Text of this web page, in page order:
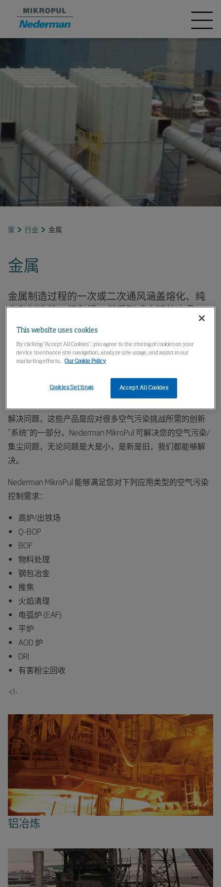
家 行业 金属
金属
金属制造过程的一次或二次通风涵盖熔化、纯
化和制造铁、钢和铝，然后形成广泛的产品。
Nederman MikroPul 作为空气污染控制设备供应商拥有丰富
的经验，对金属行业的各种工艺和操作也有着成熟的认识。
将空气污染控制技术应用到该行业的众多空气污染源，需要
大量的经验和专业知识。五十多年来，Nederman MikroPul
一直在为黑色和有色金属行业提供服务。Nederman
解决问题，这些产品是应对很多空气污染挑战所需的创新
“系统”的一部分。Nederman MikroPul 可解决您的空气污染/
集尘问题，无论问题是大是小，是新是旧，我们都能够解
决。
Nederman MikroPul 能够满足您对下列应用类型的空气污染
控制需求：
高炉/出铁场
Q-BOP
BOF
物料处理
钢包冶金
推焦
火焰清理
电弧炉 (EAF)
平炉
AOD 炉
DRI
有害粉尘回收
<!-
铝冶炼
This website uses cookies
By clicking “Accept All Cookies”, you agree to the storing of cookies on your
device to enhance site navigation, analyze site usage, and assist in our
marketing efforts.
Our Cookie Policy
Accept All Cookies
Cookies Settings